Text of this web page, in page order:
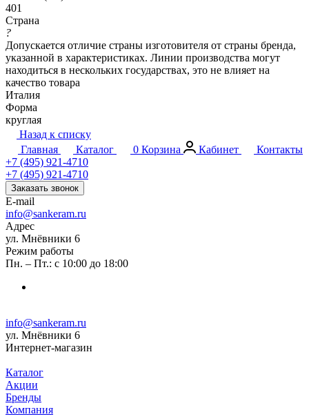
401
Страна
?
Допускается отличие страны изготовителя от страны бренда,
указанной в характеристиках. Линии производства могут
находиться в нескольких государствах, это не влияет на
качество товара
Италия
Форма
круглая
Назад к списку
Главная
Каталог 0 Корзина Кабинет
Контакты
+7 (495) 921-4710
+7 (495) 921-4710
Заказать звонок
E-mail
info@sankeram.ru
Адрес
ул. Мнёвники 6
Режим работы
Пн. – Пт.: с 10:00 до 18:00
info@sankeram.ru
ул. Мнёвники 6
Интернет-магазин
Каталог
Акции
Бренды
Компания